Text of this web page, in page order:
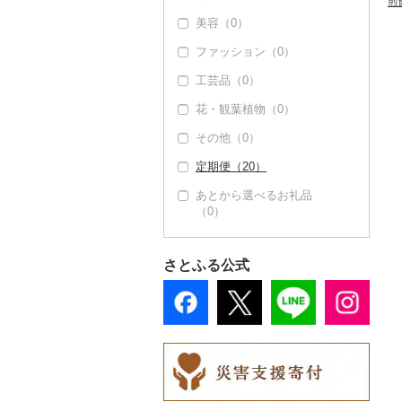
豆腐・納豆（0）
漬物（2）
梅干（0）
キムチ（0）
その他漬物（2）
缶詰・瓶詰（0）
乾物（1）
燻製（スモーク）
その他加工品（0）
寝具（0）
タオル（0）
文房具・印鑑（0）
食器（6）
グラス・カップ（0）
タンブラー（0）
箸（0）
ナイフ（0）
皿・椀（0）
弁当箱（0）
その他食器（0）
キッチン用品（0）
日用品（0）
楽器・器材（0）
（0）
ご当地キャラクター
（0）
ベビー用品（0）
ペット用品（0）
美容（0）
ファッション（0）
工芸品（0）
花・観葉植物（0）
その他（0）
定期便（20）
あとから選べるお礼品
（0）
さとふる公式